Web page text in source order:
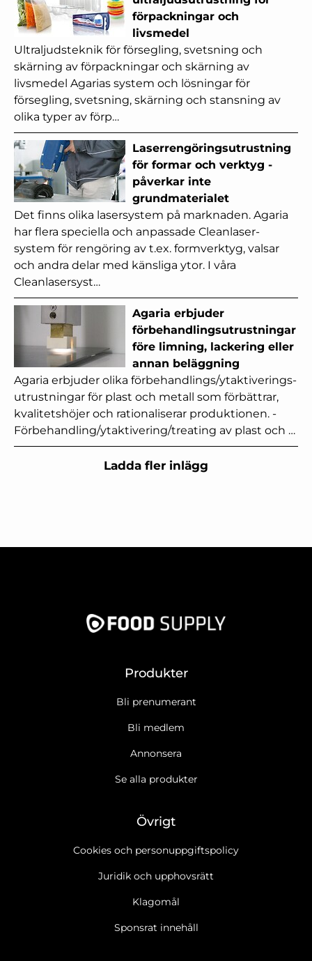
förpackningar och
livsmedel
Ultraljudsteknik för försegling, svetsning och
skärning av förpackningar och skärning av
livsmedel Agarias system och lösningar för
försegling, svetsning, skärning och stansning av
olika typer av förp…
Laserrengöringsutrustning
för formar och verktyg -
påverkar inte
grundmaterialet
Det finns olika lasersystem på marknaden. Agaria
har flera speciella och anpassade Cleanlaser-
system för rengöring av t.ex. formverktyg, valsar
och andra delar med känsliga ytor. I våra
Cleanlasersyst…
Agaria erbjuder
förbehandlingsutrustningar
före limning, lackering eller
annan beläggning
Agaria erbjuder olika förbehandlings/ytaktiverings-
utrustningar för plast och metall som förbättrar,
kvalitetshöjer och rationaliserar produktionen. -
Förbehandling/ytaktivering/treating av plast och …
Ladda fler inlägg
Produkter
Bli prenumerant
Bli medlem
Annonsera
Se alla produkter
Övrigt
Cookies och personuppgiftspolicy
Juridik och upphovsrätt
Klagomål
Sponsrat innehåll